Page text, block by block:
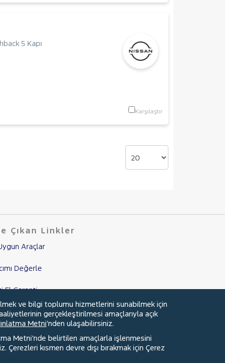
5 Kapı
Karşılaştır
Çıkan Linkler
Araçlar
Değerle
El Garanti
Hesaplama & Başvuru
ve bilgi toplumu hizmetlerini sunabilmek için
gerçekleştirilmesi amaçlarıyla açık
Metni’nden ulaşabilirsiniz.
Metni’nde belirtilen amaçlarla işlenmesini
kısmen devre dışı bırakmak için Çerez